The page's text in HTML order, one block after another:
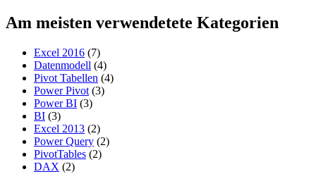
Am meisten verwendetete Kategorien
Excel 2016 (7)
Datenmodell (4)
Pivot Tabellen (4)
Power Pivot (3)
Power BI (3)
BI (3)
Excel 2013 (2)
Power Query (2)
PivotTables (2)
DAX (2)